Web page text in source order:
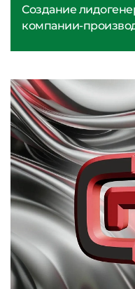
Создание
компании-